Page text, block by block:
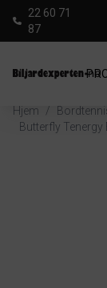
22 60 71
87
Hjem /
Butterfly